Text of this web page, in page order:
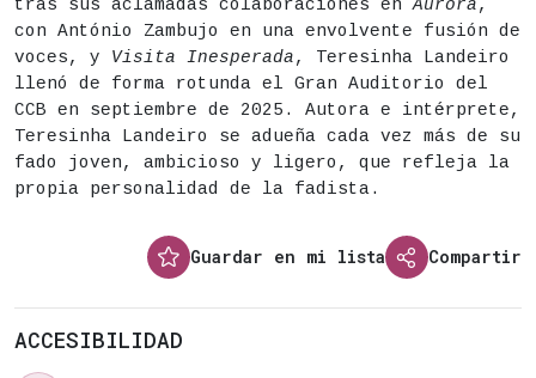
Precio
15€
Apertura de puertas: 21h
Entradas a la venta a partir del martes 16
ENTRADAS
tras sus aclamadas colaboraciones enAurora,
con António Zambujo en una envolvente fusión de
voces, y Visita Inesperada, Teresinha Landeiro
llenó de forma rotunda el Gran Auditorio del
CCB en septiembre de 2025. Autora e intérprete,
Teresinha Landeiro se adueña cada vez más de su
fado joven, ambicioso y ligero, que refleja la
propia personalidad de la fadista.
Guardar en mi lista Compartir
ACCESIBILIDAD